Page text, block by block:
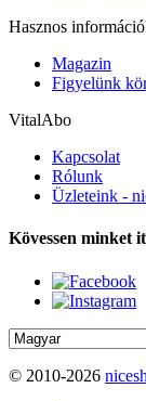
Hasznos
Magazin
Figyelünk
VitalAbo
Kapcsolat
Rólunk
Üzleteink -
Kövessen minket
© 2010-2026